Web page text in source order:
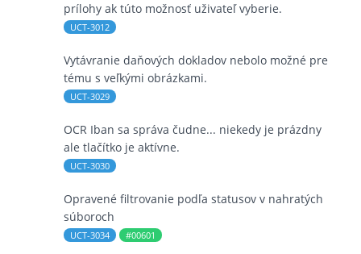
prílohy ak túto možnosť uživateľ vyberie.
UCT-3012
Vytávranie daňových dokladov nebolo možné pre
tému s veľkými obrázkami.
UCT-3029
OCR Iban sa správa čudne... niekedy je prázdny
ale tlačítko je aktívne.
UCT-3030
Opravené filtrovanie podľa statusov v nahratých
súboroch
UCT-3034 #00601